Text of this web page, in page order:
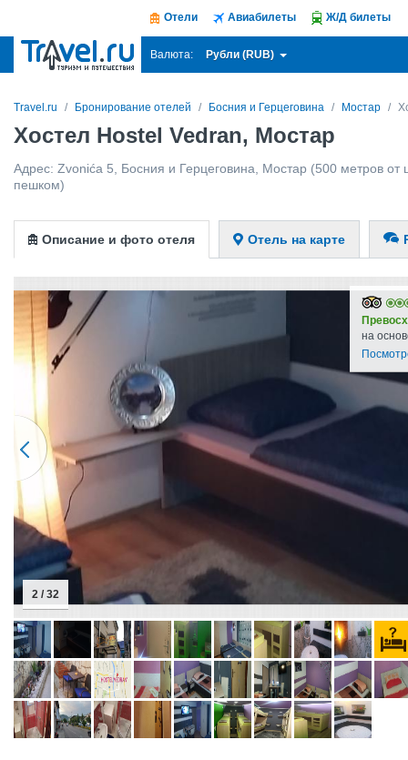
Отели Авиабилеты Ж/Д билеты
Валюта: Рубли (RUB)
Travel.ru Бронирование отелей Босния и Герцеговина Мостар
Хостел Hostel Vedran, Мостар
Адрес: Zvonića 5 Босния и Герцеговина Мостар (500 метров от
пешком)
Описание и фото отеля Отель на карте
на
2 / 32